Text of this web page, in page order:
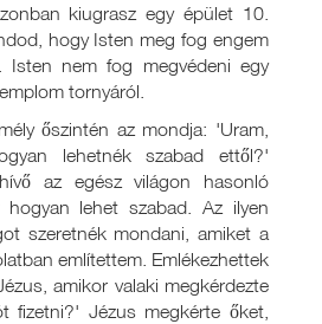
kiugrasz egy épület 10.
hogy Isten meg fog engem
Isten nem fog megvédeni egy
tornyáról.
őszintén az mondja: 'Uram,
lehetnék szabad ettől?'
az egész világon hasonló
lehet szabad. Az ilyen
szeretnék mondani, amiket a
említettem. Emlékezhettek
amikor valaki megkérdezte
fizetni?' Jézus megkérte őket,